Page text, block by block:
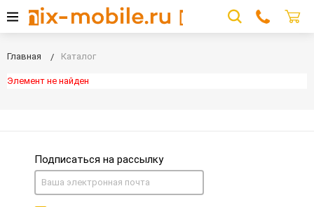
Главная Каталог
Элемент не найден
Подписаться на рассылку